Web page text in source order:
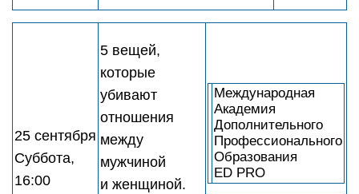
25 сентября
Суббота,
16:00
5 вещей,
которые
убивают
отношения
между
мужчиной
и женщиной.
Международная
Академия
Дополнительного
Профессионального
Образования
ED PRO